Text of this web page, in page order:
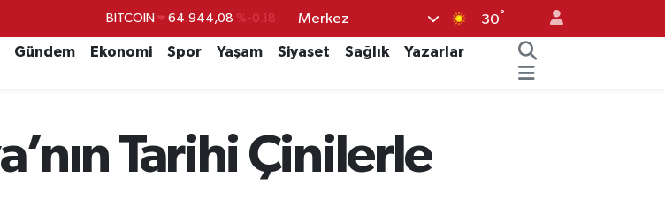
DOLAR 47,7436 %0.18
EURO 55,2510 %0.32
BİST100 13.779 %-14
%-0.18
Merkez 30°
Gündem Ekonomi Spor Yaşam Siyaset Sağlık
Yazarlar
Tarihi Çinilerle